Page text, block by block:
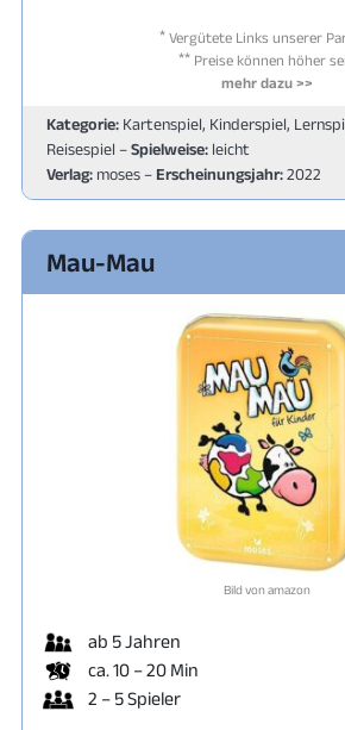
*Vergütete Links unserer
**Preise können höher
mehr dazu >>
Kategorie: Kartenspiel, Kinderspiel,
Reisespiel –Spielweise: leicht
Verlag: moses – Erscheinungsjahr:2022
Mau-Mau
Bild von amazon
ab 5 Jahren
ca. 10 – 20 Min
2 – 5 Spieler